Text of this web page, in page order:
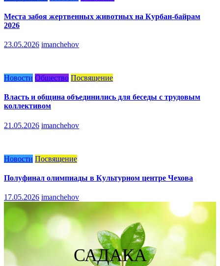
Места забоя жертвенных животных на Курбан-байрам
2026
23.05.2026 imanchehov
Новости Общество Посвящение
Власть и община объединились для беседы с трудовым
коллективом
21.05.2026 imanchehov
Новости Посвящение
Полуфинал олимпиады в Культурном центре Чехова
17.05.2026 imanchehov
САДАКА